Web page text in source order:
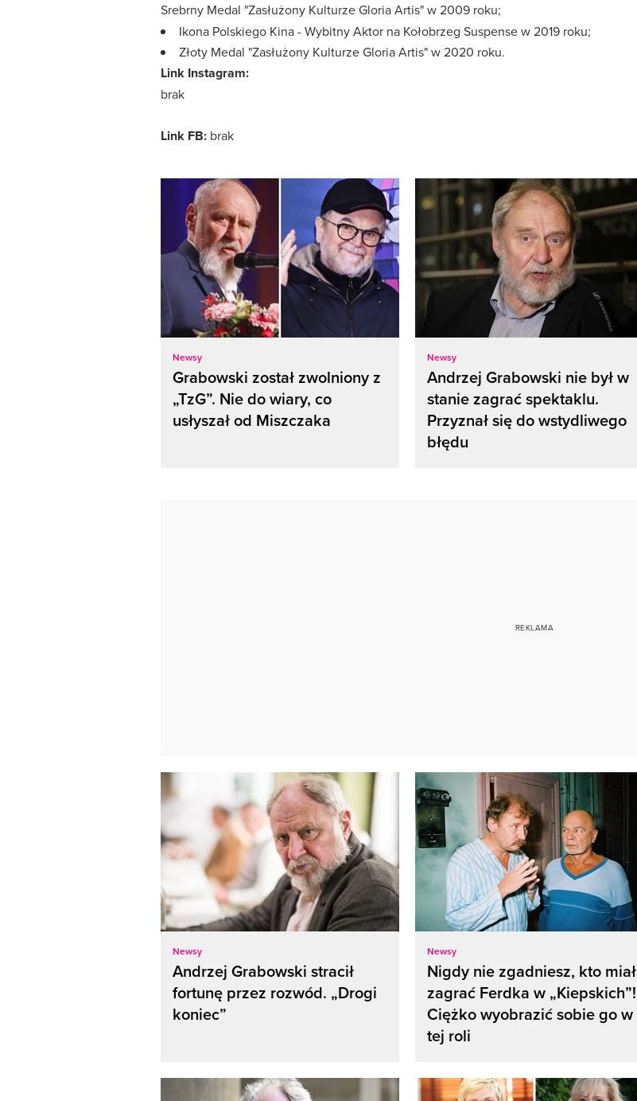
Srebrny Medal "Zasłużony Kulturze Gloria Artis" w 2009 roku;
Ikona Polskiego Kina - Wybitny Aktor na Kołobrzeg Suspense w 2019 roku;
Złoty Medal "Zasłużony Kulturze Gloria Artis" w 2020 roku.
Link Instagram:
brak
Link FB: brak
Newsy
Grabowski został zwolniony z
„TzG”. Nie do wiary, co
usłyszał od Miszczaka
Newsy
Andrzej Grabowski nie był w
stanie zagrać spektaklu.
Przyznał się do wstydliwego
błędu
Newsy
Andrzej Grabowski stracił
fortunę przez rozwód. „Drogi
koniec”
Newsy
Nigdy nie zgadniesz, kto miał
zagrać Ferdka w „Kiepskich”!
Ciężko wyobrazić sobie go w
tej roli